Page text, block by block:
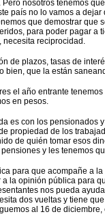
nosotros tenemos
país no lo vamos a
que demostrar que
para poder pagar a
necesita reciprocidad.
de plazos, tasas de
bien, que la están
el año entrante
en pesos.
es con los pensionados
propiedad de los
de quién tomar esos
y les tenemos
para que acompañe a
la opinión pública para
nos pueda
dos vueltas y tiene
al 16 de